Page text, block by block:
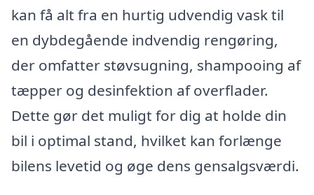
kan få alt fra en hurtig udvendig vask til
en dybdegående indvendig rengøring,
der omfatter støvsugning, shampooing af
tæpper og desinfektion af overflader.
Dette gør det muligt for dig at holde din
bil i optimal stand, hvilket kan forlænge
bilens levetid og øge dens gensalgsværdi.